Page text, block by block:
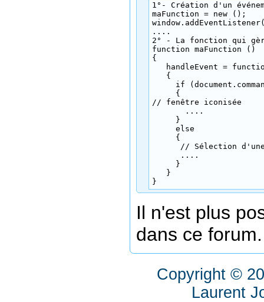
1°- Création d'un
maFunction = new ();
....
2° - La fonction qui
function maFunction ()
{
handleEvent =
   {
if
     {
// fenêtre iconisée
       ....
     }
     else
     {
// Sélection
      ....
     }
   }
}
Il n'est plus
dans ce forum.
Copyright ©
Laurent